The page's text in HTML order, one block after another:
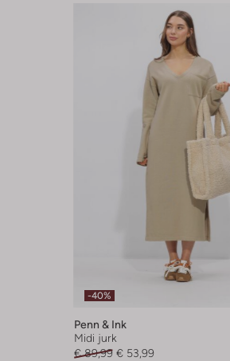
-40%
Penn & Ink
Midi jurk
€ 89,99 € 53,99